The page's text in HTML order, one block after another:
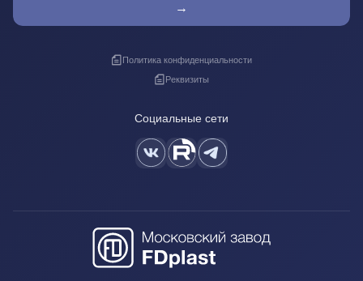
→
Политика конфиденциальности
Реквизиты
Социальные сети